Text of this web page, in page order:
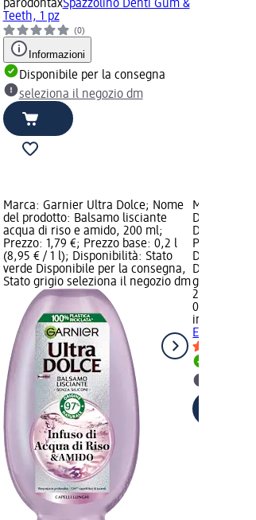
parodontaxSpazzolino Denti Gum &
Teeth, 1 pz
(0)
Informazioni
Disponibile per la consegna
seleziona il negozio dm
Marca: Garnier Ultra Dolce; Nome
del prodotto: Balsamo lisciante
acqua di riso e amido, 200 ml;
Prezzo: 1,79 €; Prezzo base: 0,2 l
(8,95 € / 1 l); Disponibilità: Stato
verde Disponibile per la consegna,
Stato grigio seleziona il negozio dm
Marca:
Delicato,
Prezzo
Disponibile
grigio
2,99 €
0,05 l
infasil
Extra